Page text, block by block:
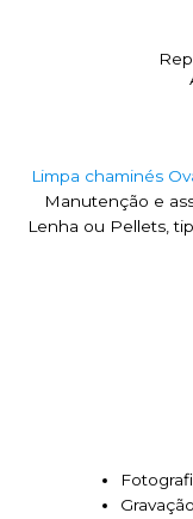
Limpa chaminés
Manutenção e
Lenha ou Pellets,